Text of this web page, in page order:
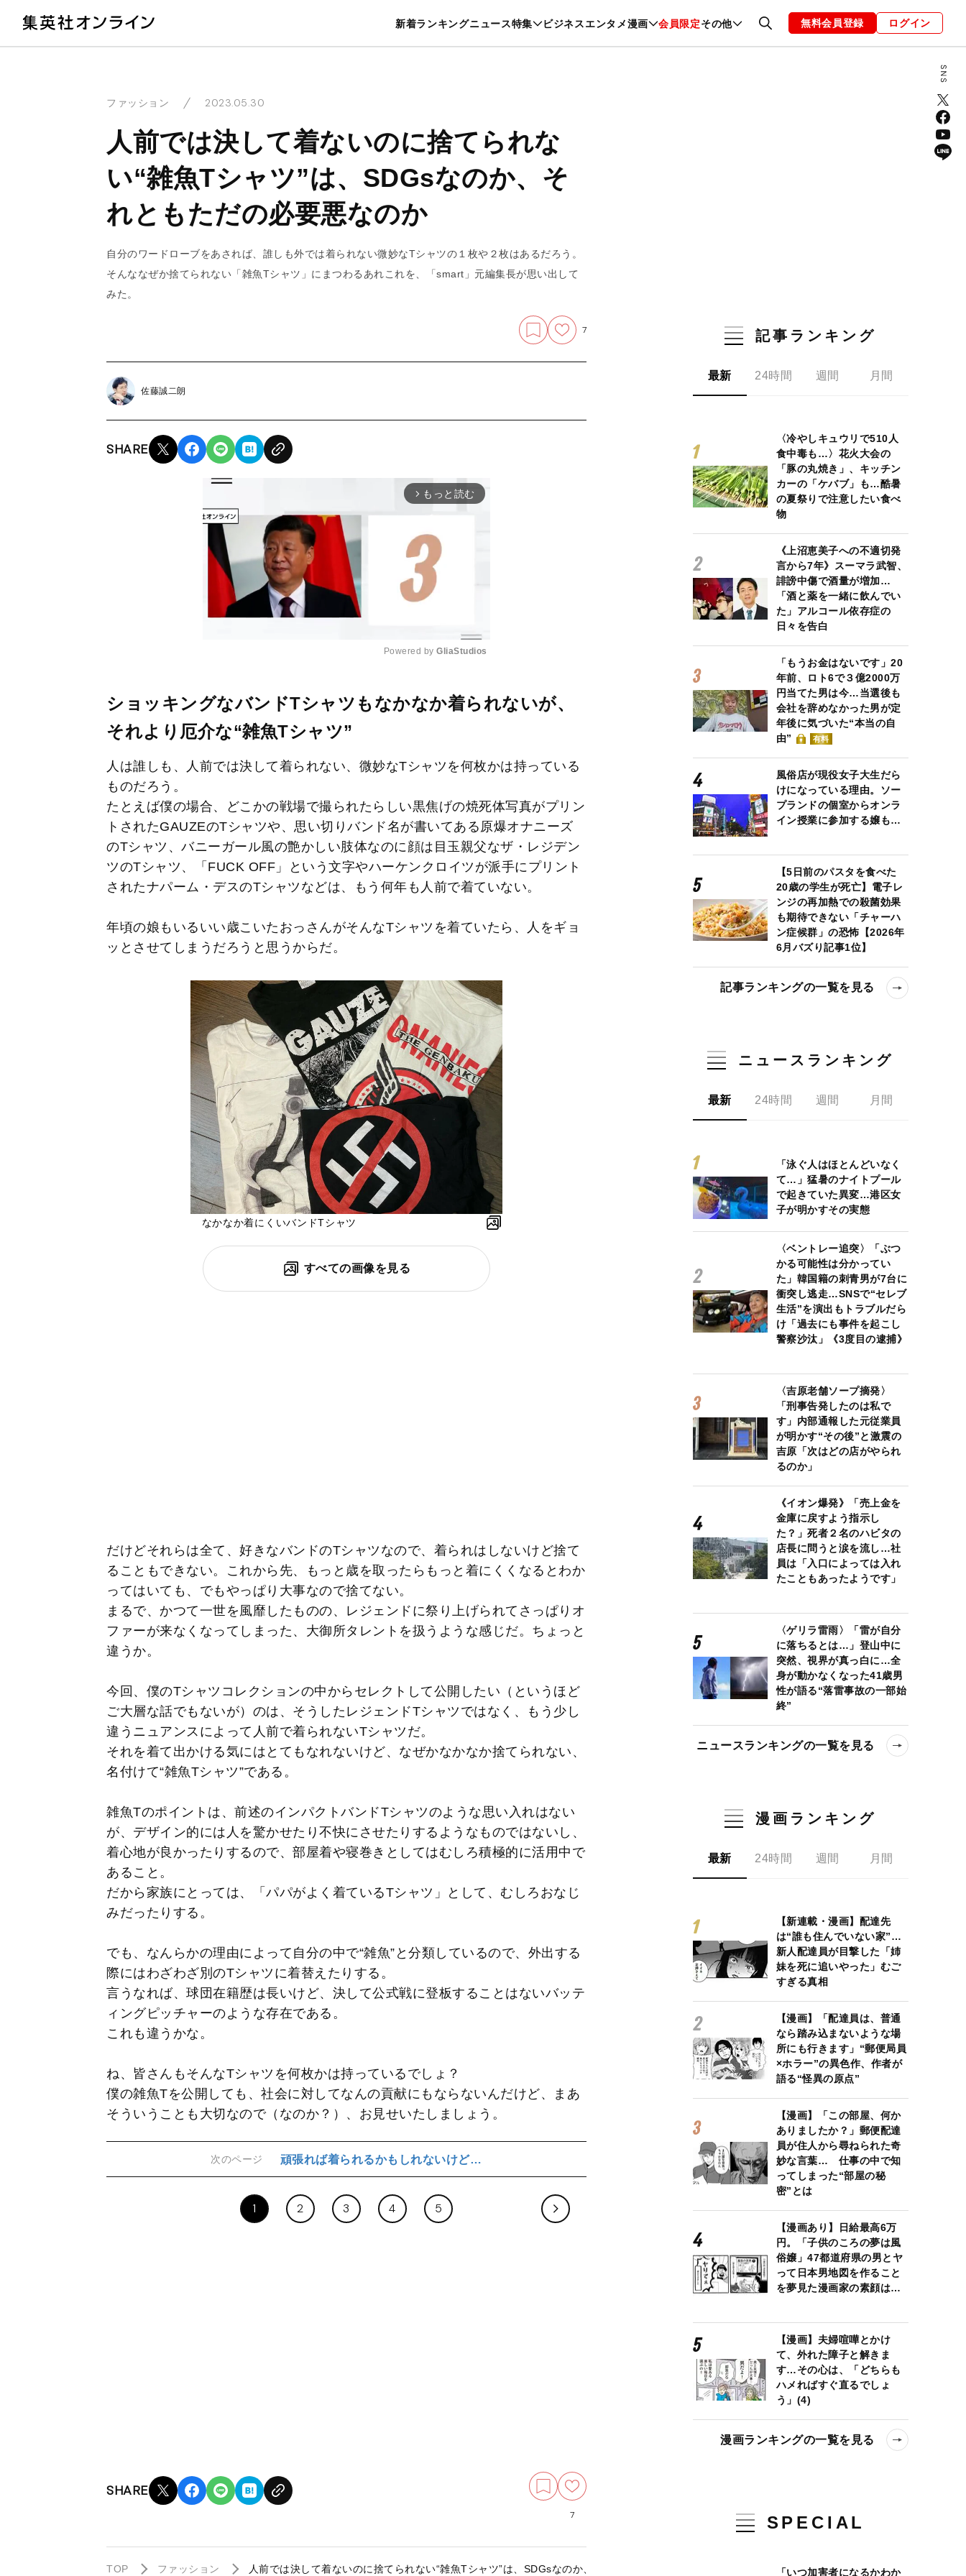
新着ランキングニュース特集 ビジネスエンタメ漫画 会員限定その他
暮らし スポーツ ヘルスケア 美容 グルメ ファッション 恋愛・結婚 編集部 お知らせ
無料会員登録 ログイン
ファッション 2023.05.30
人前では決して着ないのに捨てられな
い“雑魚Tシャツ”は、SDGsなのか、そ
れともただの必要悪なのか
自分のワードローブをあされば、誰しも外では着られない微妙なTシャツの１枚や２枚はあるだろう。
そんななぜか捨てられない「雑魚Tシャツ」にまつわるあれこれを、「smart」元編集長が思い出して
みた。
7
佐藤誠二朗
SHARE
arrow_forward_ios もっと読む
u
Powered by GliaStudios
ショッキングなバンドTシャツもなかなか着られないが、
それより厄介な“雑魚Tシャツ”
人は誰しも、人前では決して着られない、微妙なTシャツを何枚かは持っている
ものだろう。
たとえば僕の場合、どこかの戦場で撮られたらしい黒焦げの焼死体写真がプリン
トされたGAUZEのTシャツや、思い切りバンド名が書いてある原爆オナニーズ
のTシャツ、バニーガール風の艶かしい肢体なのに顔は目玉親父なザ・レジデン
ツのTシャツ、「FUCK OFF」という文字やハーケンクロイツが派手にプリント
されたナパーム・デスのTシャツなどは、もう何年も人前で着ていない。
年頃の娘もいるいい歳こいたおっさんがそんなTシャツを着ていたら、人をギョ
ッとさせてしまうだろうと思うからだ。
なかなか着にくいバンドTシャツ
すべての画像を見る
だけどそれらは全て、好きなバンドのTシャツなので、着られはしないけど捨て
ることもできない。これから先、もっと歳を取ったらもっと着にくくなるとわか
ってはいても、でもやっぱり大事なので捨てない。
まるで、かつて一世を風靡したものの、レジェンドに祭り上げられてさっぱりオ
ファーが来なくなってしまった、大御所タレントを扱うような感じだ。ちょっと
違うか。
今回、僕のTシャツコレクションの中からセレクトして公開したい（というほど
ご大層な話でもないが）のは、そうしたレジェンドTシャツではなく、もう少し
違うニュアンスによって人前で着られないTシャツだ。
それを着て出かける気にはとてもなれないけど、なぜかなかなか捨てられない、
名付けて“雑魚Tシャツ”である。
雑魚Tのポイントは、前述のインパクトバンドTシャツのような思い入れはない
が、デザイン的には人を驚かせたり不快にさせたりするようなものではないし、
着心地が良かったりするので、部屋着や寝巻きとしてはむしろ積極的に活用中で
あること。
だから家族にとっては、「パパがよく着ているTシャツ」として、むしろおなじ
みだったりする。
でも、なんらかの理由によって自分の中で“雑魚”と分類しているので、外出する
際にはわざわざ別のTシャツに着替えたりする。
言うなれば、球団在籍歴は長いけど、決して公式戦に登板することはないバッテ
ィングピッチャーのような存在である。
これも違うかな。
ね、皆さんもそんなTシャツを何枚かは持っているでしょ？
僕の雑魚Tを公開しても、社会に対してなんの貢献にもならないんだけど、まあ
そういうことも大切なので（なのか？）、お見せいたしましょう。
次のページ 頑張れば着られるかもしれないけど…
1 2 3 4 5
SHARE
7
TOP ファッション 人前では決して着ないのに捨てられない“雑魚Tシャツ”は、SDGsなのか、それともただの必要悪なのか
記事ランキング
最新 24時間 週間 月間
〈冷やしキュウリで510人
食中毒も…〉花火大会の
「豚の丸焼き」、キッチン
カーの「ケバブ」も…酷暑
の夏祭りで注意したい食べ
物
《上沼恵美子への不適切発
言から7年》スーマラ武智、
誹謗中傷で酒量が増加…
「酒と薬を一緒に飲んでい
た」アルコール依存症の
日々を告白
「もうお金はないです」20
年前、ロト6で３億2000万
円当てた男は今…当選後も
会社を辞めなかった男が定
年後に気づいた“本当の自
由”
有料
風俗店が現役女子大生だら
けになっている理由。ソー
プランドの個室からオンラ
イン授業に参加する嬢も…
【5日前のパスタを食べた
20歳の学生が死亡】電子レ
ンジの再加熱での殺菌効果
も期待できない「チャーハ
ン症候群」の恐怖【2026年
6月バズり記事1位】
記事ランキングの一覧を見る
ニュースランキング
最新 24時間 週間 月間
「泳ぐ人はほとんどいなく
て…」猛暑のナイトプール
で起きていた異変…港区女
子が明かすその実態
〈ベントレー追突〉「ぶつ
かる可能性は分かってい
た」韓国籍の刺青男が7台に
衝突し逃走…SNSで“セレブ
生活”を演出もトラブルだら
け「過去にも事件を起こし
警察沙汰」《3度目の逮捕》
〈吉原老舗ソープ摘発〉
「刑事告発したのは私で
す」内部通報した元従業員
が明かす“その後”と激震の
吉原「次はどの店がやられ
るのか」
《イオン爆発》「売上金を
金庫に戻すよう指示し
た？」死者２名のハビタの
店長に問うと涙を流し…社
員は「入口によっては入れ
たこともあったようです」
〈ゲリラ雷雨〉「雷が自分
に落ちるとは…」登山中に
突然、視界が真っ白に…全
身が動かなくなった41歳男
性が語る“落雷事故の一部始
終”
ニュースランキングの一覧を見る
漫画ランキング
最新 24時間 週間 月間
【新連載・漫画】配達先
は“誰も住んでいない家”…
新人配達員が目撃した「姉
妹を死に追いやった」むご
すぎる真相
【漫画】「配達員は、普通
なら踏み込まないような場
所にも行きます」“郵便局員
×ホラー”の異色作、作者が
語る“怪異の原点”
【漫画】「この部屋、何か
ありましたか？」郵便配達
員が住人から尋ねられた奇
妙な言葉… 仕事の中で知
ってしまった“部屋の秘
密”とは
【漫画あり】日給最高6万
円。「子供のころの夢は風
俗嬢」47都道府県の男とヤ
って日本男地図を作ること
を夢見た漫画家の素顔は…
【漫画】夫婦喧嘩とかけ
て、外れた障子と解きま
す…その心は、「どちらも
ハメればすぐ直るでしょ
う」(4)
漫画ランキングの一覧を見る
SPECIAL
「いつ加害者になるかわか